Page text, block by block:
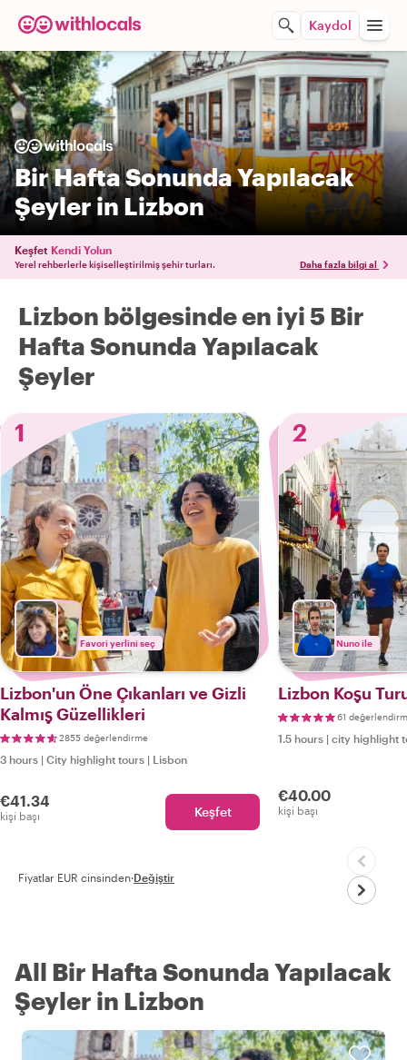
Kaydol
Bir Hafta Sonunda Yapılacak
Şeyler in Lizbon
Keşfet Kendi Yolun
Yerel rehberlerle kişiselleştirilmiş şehir turları. Daha fazla bilgi al
Lizbon bölgesinde en iyi 5 Bir
Hafta Sonunda Yapılacak
Şeyler
1
Favori yerlini seç
Lizbon'un Öne Çıkanları ve Gizli
Kalmış Güzellikleri
2855 değerlendirme
3 hours | City highlight tours | Lisbon
€41.34
kişi başı Keşfet
2
Nuno ile
Lizbon Koşu
61
1.5 hours | city highlight
€40.00
kişi başı
Fiyatlar EUR cinsinden·Değiştir
All Bir Hafta Sonunda Yapılacak
Şeyler in Lizbon